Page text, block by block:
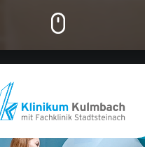
Straße 10, 95326